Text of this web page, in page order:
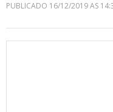
PUBLICADO 16/12/2019 AS